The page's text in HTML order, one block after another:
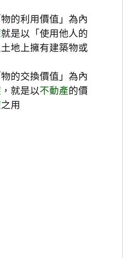
的利用價值」為內
就是以「使用他人的
地上擁有建築物或
的交換價值」為內
，就是以不動產的價
之用